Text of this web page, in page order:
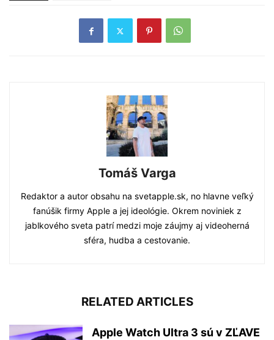
Tomáš Varga
Redaktor a autor obsahu na svetapple.sk, no hlavne veľký
fanúšik firmy Apple a jej ideológie. Okrem noviniek z
jablkového sveta patrí medzi moje záujmy aj videoherná
sféra, hudba a cestovanie.
RELATED ARTICLES
Apple Watch Ultra 3 sú v ZĽAVE